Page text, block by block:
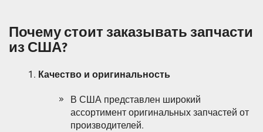
Почему стоит заказывать запчасти
из США?
Качество и оригинальность
В США представлен широкий
ассортимент оригинальных запчастей от
производителей.